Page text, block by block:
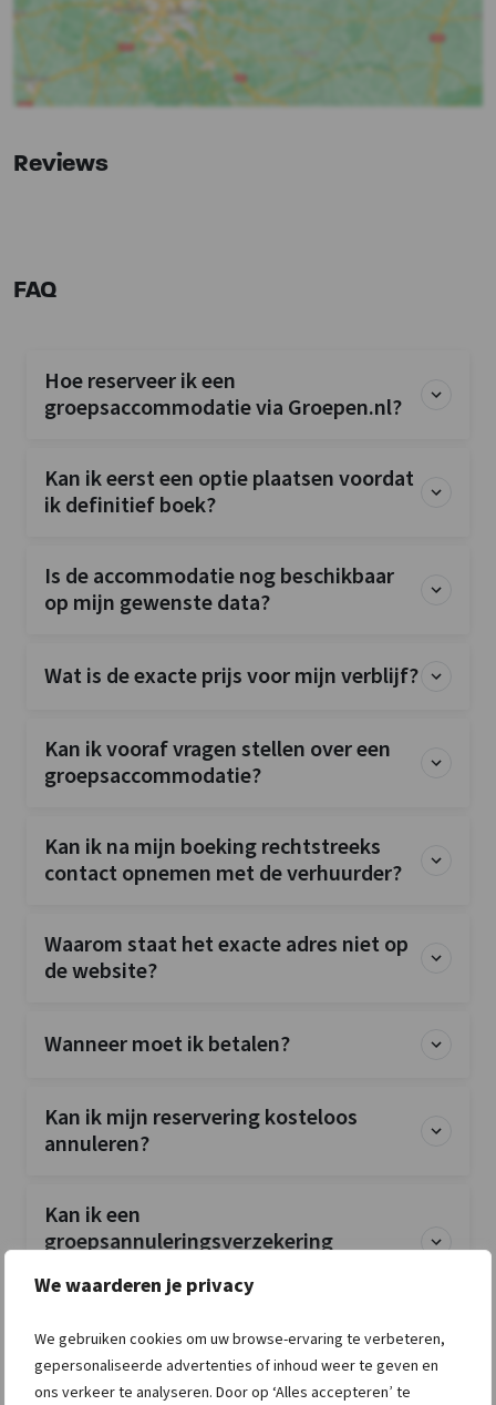
We waarderen je privacy
We gebruiken cookies om uw browse-ervaring te verbeteren,
gepersonaliseerde advertenties of inhoud weer te geven en
ons verkeer te analyseren. Door op ‘Alles accepteren’ te
Vaatwasser
Magnetron
Bedden
Slaapkamers
Kinderfaciliteiten
Kinderstoel: 0
Kinderbox: 0
: 1
Reviews
FAQ
Hoe reserveer ik een
groepsaccommodatie via Groepen.nl?
Kan ik eerst een optie plaatsen voordat
ik definitief boek?
Is de accommodatie nog beschikbaar
op mijn gewenste data?
Wat is de exacte prijs voor mijn verblijf?
Kan ik vooraf vragen stellen over een
groepsaccommodatie?
Kan ik na mijn boeking rechtstreeks
contact opnemen met de verhuurder?
Waarom staat het exacte adres niet op
de website?
Wanneer moet ik betalen?
Kan ik mijn reservering kosteloos
annuleren?
Kan ik een
groepsannuleringsverzekering
Is de accommodatie exclusief voor mijn
groep?